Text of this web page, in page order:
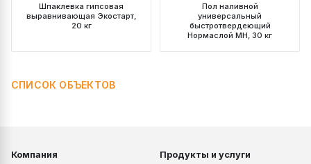
Шпаклевка гипсовая
выравнивающая Экостарт,
20 кг
Пол наливной
универсальный
быстротвердеющий
Нормаслой МН, 30 кг
СПИСОК ОБЪЕКТОВ
Компания Продукты и услуги